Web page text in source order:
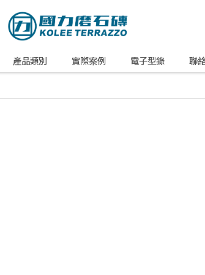
產品類別 實際案例 電子型錄 聯